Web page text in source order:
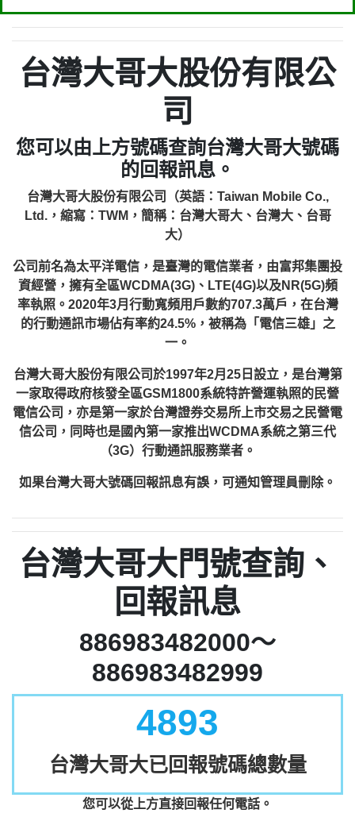
台灣大哥大股份有限公
司
您可以由上方號碼查詢台灣大哥大號碼
的回報訊息。
台灣大哥大股份有限公司（英語：Taiwan Mobile Co.,
Ltd.，縮寫：TWM，簡稱：台灣大哥大、台灣大、台哥
大）
公司前名為太平洋電信，是臺灣的電信業者，由富邦集團投
資經營，擁有全區WCDMA(3G)、LTE(4G)以及NR(5G)頻
率執照。2020年3月行動寬頻用戶數約707.3萬戶，在台灣
的行動通訊市場佔有率約24.5%，被稱為「電信三雄」之
一。
台灣大哥大股份有限公司於1997年2月25日設立，是台灣第
一家取得政府核發全區GSM1800系統特許營運執照的民營
電信公司，亦是第一家於台灣證券交易所上市交易之民營電
信公司，同時也是國內第一家推出WCDMA系統之第三代
（3G）行動通訊服務業者。
如果台灣大哥大號碼回報訊息有誤，可通知管理員刪除。
台灣大哥大門號查詢、
回報訊息
886983482000～
886983482999
4893
台灣大哥大已回報號碼總數量
您可以從上方直接回報任何電話。